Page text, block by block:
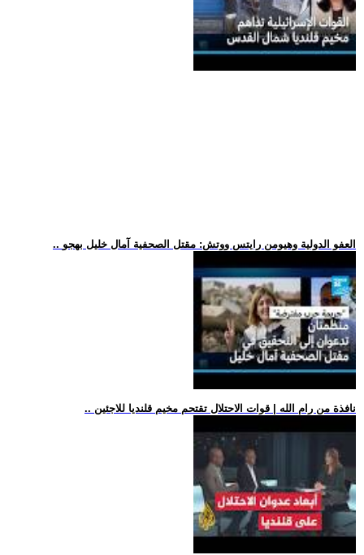
.. العفو الدولية وهيومن رايتس ووتش: مقتل الصحفية آمال خليل بهجو
.. نافذة من رام الله | قوات الاحتلال تقتحم مخيم قلنديا للاجئين